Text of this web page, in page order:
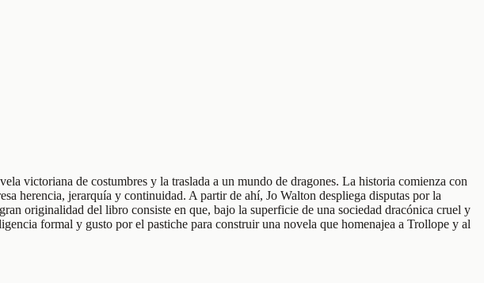
victoriana de costumbres y la traslada a un mundo de dragones. La historia comienza con
herencia, jerarquía y continuidad. A partir de ahí, Jo Walton despliega disputas por la
originalidad del libro consiste en que, bajo la superficie de una sociedad dracónica cruel y
formal y gusto por el pastiche para construir una novela que homenajea a Trollope y al